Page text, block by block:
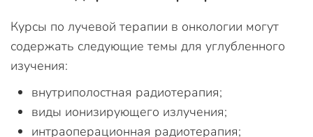
Курсы по лучевой терапии в онкологии могут
содержать следующие темы для углубленного
изучения:
внутриполостная радиотерапия;
виды ионизирующего излучения;
интраоперационная радиотерапия;